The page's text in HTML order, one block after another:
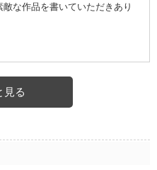
な作品を書いていただきあり
見る